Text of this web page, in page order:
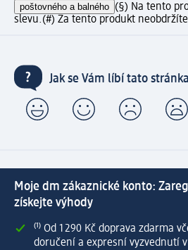
poštovného a balného (§) Na tento
slevu.(#) Za tento produkt
Jak se Vám líbí tato
Moje dm zákaznické konto:
získejte výhody
⁽¹⁾ Od 1 290 Kč doprava zdarma
doručení a expresní vyzvednutí